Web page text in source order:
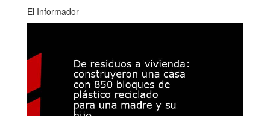
El Informador